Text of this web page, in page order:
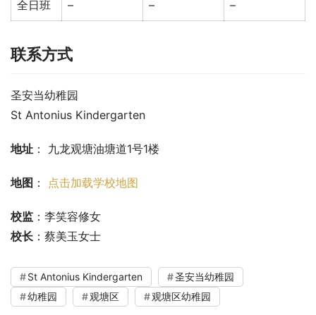
全日班 – – –
联系方式
圣安当幼稚园
St Antonius Kindergarten
地址 ： 九龙观塘油塘道1号1楼
地图 ： 点击加载学校地图
校监 ：李笑容修女
校长 ：蔡美玉女士
St Antonius Kindergarten
圣安当幼稚园
幼稚园
观塘区 观塘区幼稚园